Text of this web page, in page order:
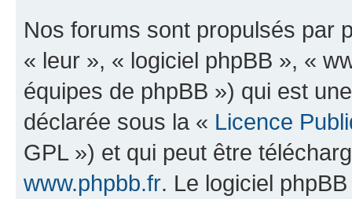
Nos forums sont propulsés par
« leur », « logiciel phpBB », «
équipes de phpBB ») qui est
déclarée sous la « Licence
GPL ») et qui peut être
www.phpbb.fr. Le logiciel